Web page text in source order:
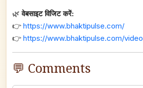
🌿वेबसाइट विजिट करें:
👉 https://www.bhaktipulse.com/
👉 https://www.bhaktipulse.com/video
💬 Comments